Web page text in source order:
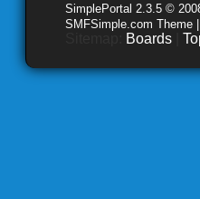
SimplePortal 2.3.5 ©
SMFSimple.com Theme
Boards